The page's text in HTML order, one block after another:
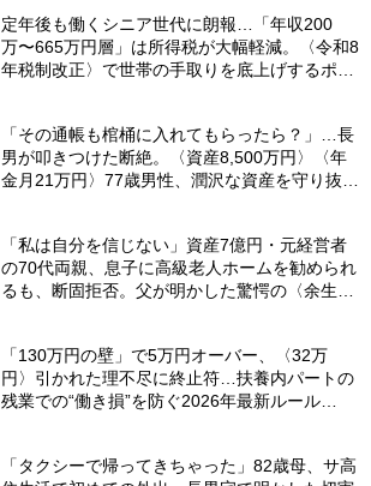
定年後も働くシニア世代に朗報…「年収200
万〜665万円層」は所得税が大幅軽減。〈令和8
年税制改正〉で世帯の手取りを底上げするポイ
「その通帳も棺桶に入れてもらったら？」…長
男が叩きつけた断絶。〈資産8,500万円〉〈年
金月21万円〉77歳男性、潤沢な資産を守り抜い
「私は自分を信じない」資産7億円・元経営者
の70代両親、息子に高級老人ホームを勧められ
るも、断固拒否。父が明かした驚愕の〈余生計
「130万円の壁」で5万円オーバー、〈32万
円〉引かれた理不尽に終止符…扶養内パートの
残業での“働き損”を防ぐ2026年最新ルール
「タクシーで帰ってきちゃった」82歳母、サ高